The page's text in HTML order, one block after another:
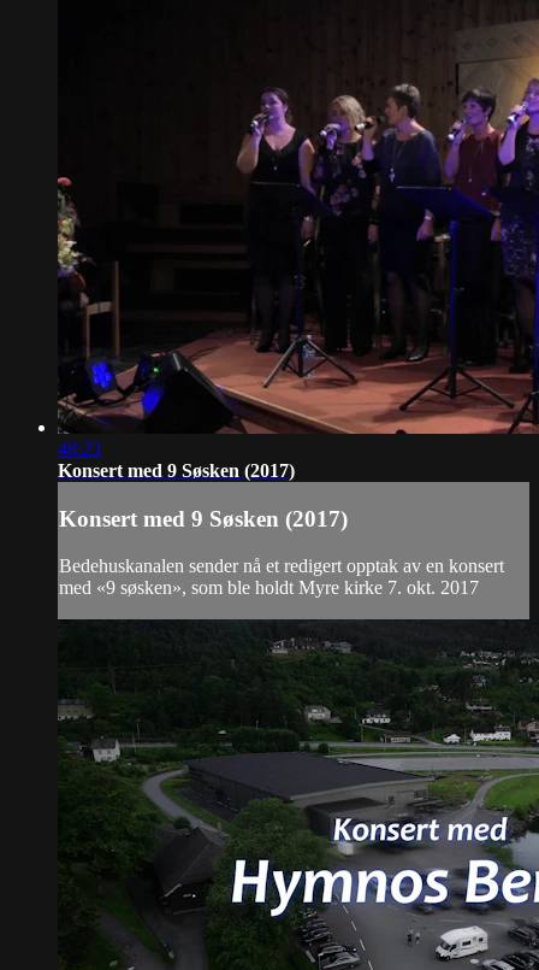
48:23
Konsert med 9 Søsken (2017)
Konsert med 9 Søsken (2017)
Bedehuskanalen sender nå et redigert opptak av en konsert
med «9 søsken», som ble holdt Myre kirke 7. okt. 2017